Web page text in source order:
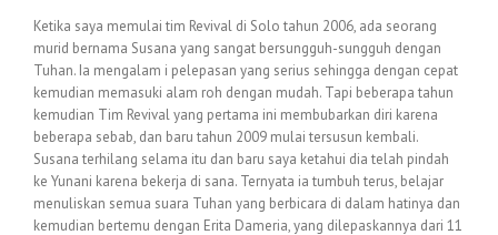
Ketika saya memulai tim Revival di Solo tahun 2006, ada seorang
murid bernama Susana yang sangat bersungguh-sungguh dengan
Tuhan. Ia mengalam i pelepasan yang serius sehingga dengan cepat
kemudian memasuki alam roh dengan mudah. Tapi beberapa tahun
kemudian Tim Revival yang pertama ini membubarkan diri karena
beberapa sebab, dan baru tahun 2009 mulai tersusun kembali.
Susana terhilang selama itu dan baru saya ketahui dia telah pindah
ke Yunani karena bekerja di sana. Ternyata ia tumbuh terus, belajar
menuliskan semua suara Tuhan yang berbicara di dalam hatinya dan
kemudian bertemu dengan Erita Dameria, yang dilepaskannya dari 11